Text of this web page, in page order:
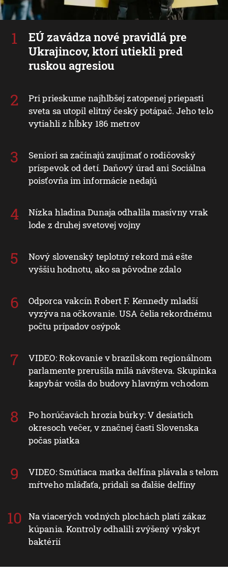
EÚ zavádza nové pravidlá pre
Ukrajincov, ktorí utiekli pred
ruskou agresiou
Pri prieskume najhlbšej zatopenej priepasti
sveta sa utopil elitný český potápač. Jeho telo
vytiahli z hĺbky 186 metrov
Seniori sa začínajú zaujímať o rodičovský
príspevok od detí. Daňový úrad ani Sociálna
poisťovňa im informácie nedajú
Nízka hladina Dunaja odhalila masívny vrak
lode z druhej svetovej vojny
Nový slovenský teplotný rekord má ešte
vyššiu hodnotu, ako sa pôvodne zdalo
Odporca vakcín Robert F. Kennedy mladší
vyzýva na očkovanie. USA čelia rekordnému
počtu prípadov osýpok
VIDEO: Rokovanie v brazílskom regionálnom
parlamente prerušila milá návšteva. Skupinka
kapybár vošla do budovy hlavným vchodom
Po horúčavách hrozia búrky: V desiatich
okresoch večer, v značnej časti Slovenska
počas piatka
VIDEO: Smútiaca matka delfína plávala s telom
mŕtveho mláďaťa, pridali sa ďalšie delfíny
Na viacerých vodných plochách platí zákaz
kúpania. Kontroly odhalili zvýšený výskyt
baktérií